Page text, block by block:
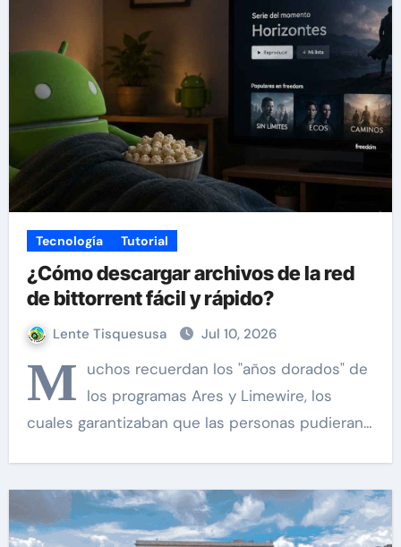
Tecnología Tutorial
¿Cómo descargar archivos de la red
de bittorrent fácil y rápido?
Lente Tisquesusa Jul 10, 2026
M uchos recuerdan los "años dorados" de
los programas Ares y Limewire, los
cuales garantizaban que las personas pudieran…